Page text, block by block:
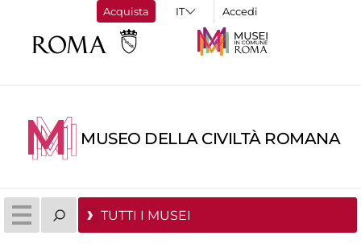
Acquista Accedi
MUSEO DELLA CIVILTÀ ROMANA
TUTTI I MUSEI